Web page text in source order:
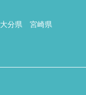
大分県
宮崎県